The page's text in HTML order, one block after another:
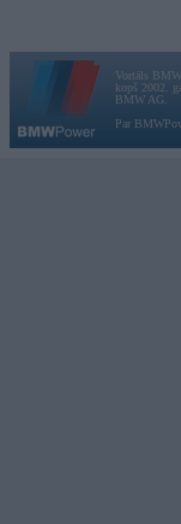
Vortāls
kopš 2002.
BMW AG.
Par